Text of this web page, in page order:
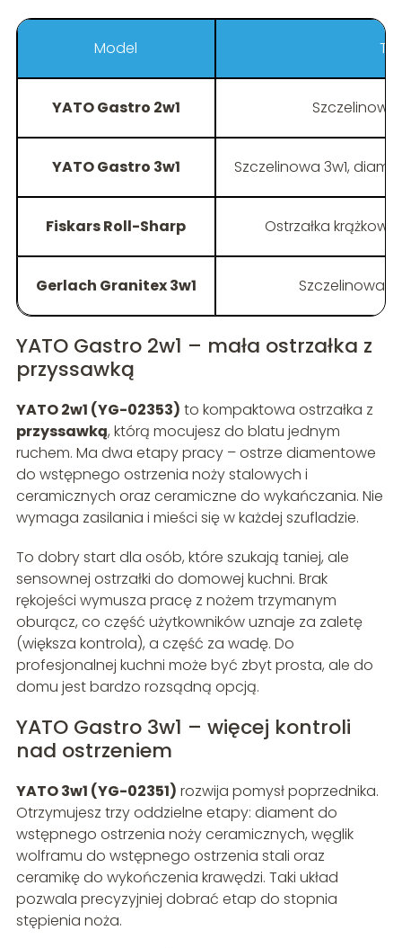
Model
YATO Gastro 2w1
YATO Gastro 3w1 Szczelinowa 3w1,
Fiskars Roll-Sharp Ostrzałka
Gerlach Granitex 3w1 Szczelinowa
YATO Gastro 2w1 – mała ostrzałka z
przyssawką
YATO 2w1 (YG-02353) to kompaktowa ostrzałka z
przyssawką, którą mocujesz do blatu jednym
ruchem. Ma dwa etapy pracy – ostrze diamentowe
do wstępnego ostrzenia noży stalowych i
ceramicznych oraz ceramiczne do wykańczania. Nie
wymaga zasilania i mieści się w każdej szufladzie.
To dobry start dla osób, które szukają taniej, ale
sensownej ostrzałki do domowej kuchni. Brak
rękojeści wymusza pracę z nożem trzymanym
oburącz, co część użytkowników uznaje za zaletę
(większa kontrola), a część za wadę. Do
profesjonalnej kuchni może być zbyt prosta, ale do
domu jest bardzo rozsądną opcją.
YATO Gastro 3w1 – więcej kontroli
nad ostrzeniem
YATO 3w1 (YG-02351) rozwija pomysł poprzednika.
Otrzymujesz trzy oddzielne etapy: diament do
wstępnego ostrzenia noży ceramicznych, węglik
wolframu do wstępnego ostrzenia stali oraz
ceramikę do wykończenia krawędzi. Taki układ
pozwala precyzyjniej dobrać etap do stopnia
stępienia noża.